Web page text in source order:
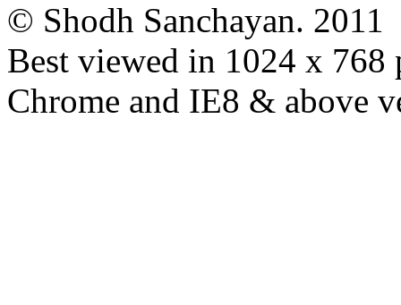
© Shodh Sanchayan. 2011
Best viewed in 1024 x
Chrome and IE8 & above